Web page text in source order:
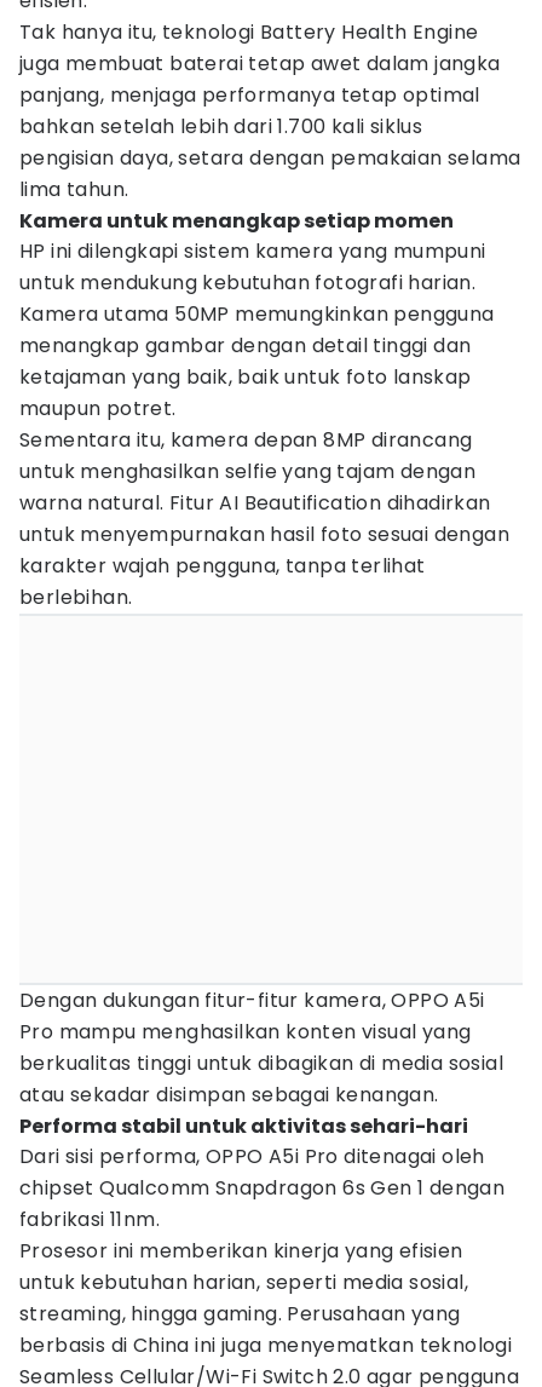
Tak hanya itu, teknologi Battery Health Engine
juga membuat baterai tetap awet dalam jangka
panjang, menjaga performanya tetap optimal
bahkan setelah lebih dari 1.700 kali siklus
pengisian daya, setara dengan pemakaian selama
lima tahun.
Kamera untuk menangkap setiap momen
HP ini dilengkapi sistem kamera yang mumpuni
untuk mendukung kebutuhan fotografi harian.
Kamera utama 50MP memungkinkan pengguna
menangkap gambar dengan detail tinggi dan
ketajaman yang baik, baik untuk foto lanskap
maupun potret.
Sementara itu, kamera depan 8MP dirancang
untuk menghasilkan selfie yang tajam dengan
warna natural. Fitur AI Beautification dihadirkan
untuk menyempurnakan hasil foto sesuai dengan
karakter wajah pengguna, tanpa terlihat
berlebihan.
Dengan dukungan fitur-fitur kamera, OPPO A5i
Pro mampu menghasilkan konten visual yang
berkualitas tinggi untuk dibagikan di media sosial
atau sekadar disimpan sebagai kenangan.
Performa stabil untuk aktivitas sehari-hari
Dari sisi performa, OPPO A5i Pro ditenagai oleh
chipset Qualcomm Snapdragon 6s Gen 1 dengan
fabrikasi 11nm.
Prosesor ini memberikan kinerja yang efisien
untuk kebutuhan harian, seperti media sosial,
streaming, hingga gaming. Perusahaan yang
berbasis di China ini juga menyematkan teknologi
Seamless Cellular/Wi-Fi Switch 2.0 agar pengguna